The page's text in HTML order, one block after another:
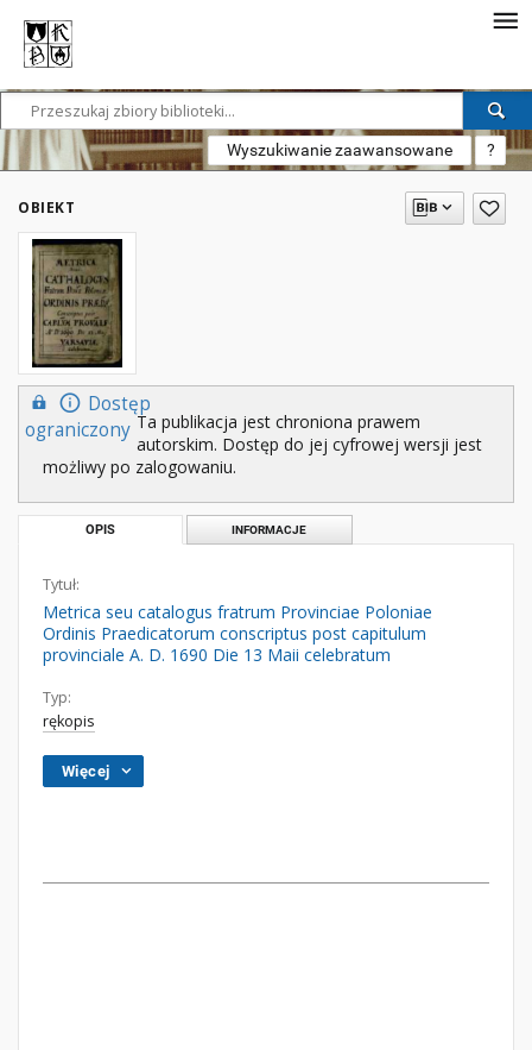
Wyszukiwanie zaawansowane ?
OBIEKT
Dostęp
ograniczony Ta publikacja jest chroniona prawem
autorskim. Dostęp do jej cyfrowej wersji jest
możliwy po zalogowaniu.
OPIS INFORMACJE
Tytuł:
Metrica seu catalogus fratrum Provinciae Poloniae
Ordinis Praedicatorum conscriptus post capitulum
provinciale A. D. 1690 Die 13 Maii celebratum
Typ:
rękopis
Więcej